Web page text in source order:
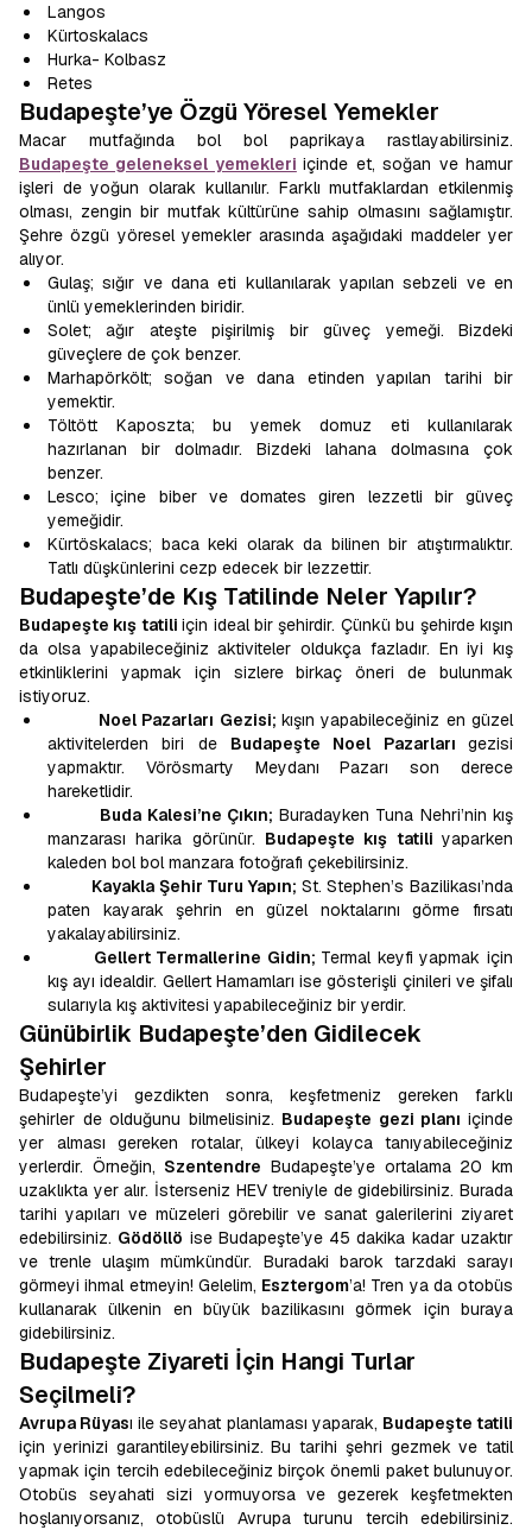
Langos
Kürtoskalacs
Hurka- Kolbasz
Retes
Budapeşte’ye Özgü Yöresel Yemekler
Macar mutfağında bol bol paprikaya rastlayabilirsiniz.
Budapeşte geleneksel yemekleri içinde et, soğan ve hamur
işleri de yoğun olarak kullanılır. Farklı mutfaklardan etkilenmiş
olması, zengin bir mutfak kültürüne sahip olmasını sağlamıştır.
Şehre özgü yöresel yemekler arasında aşağıdaki maddeler yer
alıyor.
Gulaş; sığır ve dana eti kullanılarak yapılan sebzeli ve en
ünlü yemeklerinden biridir.
Solet; ağır ateşte pişirilmiş bir güveç yemeği. Bizdeki
güveçlere de çok benzer.
Marhapörkölt; soğan ve dana etinden yapılan tarihi bir
yemektir.
Töltött Kaposzta; bu yemek domuz eti kullanılarak
hazırlanan bir dolmadır. Bizdeki lahana dolmasına çok
benzer.
Lesco; içine biber ve domates giren lezzetli bir güveç
yemeğidir.
Kürtöskalacs; baca keki olarak da bilinen bir atıştırmalıktır.
Tatlı düşkünlerini cezp edecek bir lezzettir.
Budapeşte’de Kış Tatilinde Neler Yapılır?
Budapeşte kış tatiliiçin ideal bir şehirdir. Çünkü bu şehirde kışın
da olsa yapabileceğiniz aktiviteler oldukça fazladır. En iyi kış
etkinliklerini yapmak için sizlere birkaç öneri de bulunmak
istiyoruz.
Noel Pazarları Gezisi; kışın yapabileceğiniz en güzel
aktivitelerden biri de Budapeşte Noel Pazarları gezisi
yapmaktır. Vörösmarty Meydanı Pazarı son derece
hareketlidir.
Buda Kalesi’ne Çıkın; Buradayken Tuna Nehri’nin kış
manzarası harika görünür. Budapeşte kış tatili yaparken
kaleden bol bol manzara fotoğrafı çekebilirsiniz.
Kayakla Şehir Turu Yapın; St. Stephen’s Bazilikası’nda
paten kayarak şehrin en güzel noktalarını görme fırsatı
yakalayabilirsiniz.
Gellert Termallerine Gidin; Termal keyfi yapmak için
kış ayı idealdir. Gellert Hamamları ise gösterişli çinileri ve şifalı
sularıyla kış aktivitesi yapabileceğiniz bir yerdir.
Günübirlik Budapeşte’den Gidilecek
Şehirler
Budapeşte’yi gezdikten sonra, keşfetmeniz gereken farklı
şehirler de olduğunu bilmelisiniz. Budapeşte gezi planıiçinde
yer alması gereken rotalar, ülkeyi kolayca tanıyabileceğiniz
yerlerdir. Örneğin, Szentendre Budapeşte’ye ortalama 20 km
uzaklıkta yer alır. İsterseniz HEV treniyle de gidebilirsiniz. Burada
tarihi yapıları ve müzeleri görebilir ve sanat galerilerini ziyaret
edebilirsiniz. Gödöllö ise Budapeşte’ye 45 dakika kadar uzaktır
ve trenle ulaşım mümkündür. Buradaki barok tarzdaki sarayı
görmeyi ihmal etmeyin! Gelelim, Esztergom’a! Tren ya da otobüs
kullanarak ülkenin en büyük bazilikasını görmek için buraya
gidebilirsiniz.
Budapeşte Ziyareti İçin Hangi Turlar
Seçilmeli?
Avrupa Rüyası ile seyahat planlaması yaparak, Budapeşte tatili
için yerinizi garantileyebilirsiniz. Bu tarihi şehri gezmek ve tatil
yapmak için tercih edebileceğiniz birçok önemli paket bulunuyor.
Otobüs seyahati sizi yormuyorsa ve gezerek keşfetmekten
hoşlanıyorsanız, otobüslü Avrupa turunu tercih edebilirsiniz.